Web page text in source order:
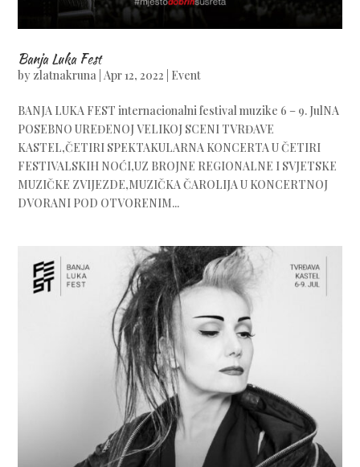
Banja Luka Fest
by zlatnakruna |Apr 12, 2022 Event
BANJA LUKA FEST internacionalni festival muzike 6 – 9. JulNA
POSEBNO UREĐENOJ VELIKOJ SCENI TVRĐAVE
KASTEL,ČETIRI SPEKTAKULARNA KONCERTA U ČETIRI
FESTIVALSKIH NOĆI,UZ BROJNE REGIONALNE I SVJETSKE
MUZIČKE ZVIJEZDE,MUZIČKA ČAROLIJA U KONCERTNOJ
DVORANI POD OTVORENIM...